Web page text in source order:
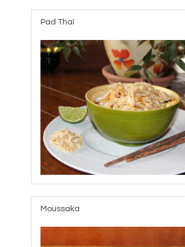
Pad Thaï
Moussaka